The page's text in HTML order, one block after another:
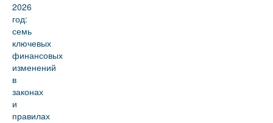
2026
год:
семь
ключевых
финансовых
изменений
в
законах
и
правилах